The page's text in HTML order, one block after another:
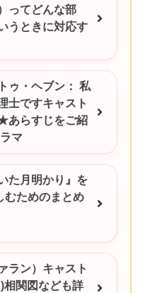
ってどんな部
うときに対応す
ゥ・ヘブン： 私
士ですキャスト
あらすじをご紹
マ
た月明かり』を
むためのまとめ
ラン）キャスト
相関図なども詳